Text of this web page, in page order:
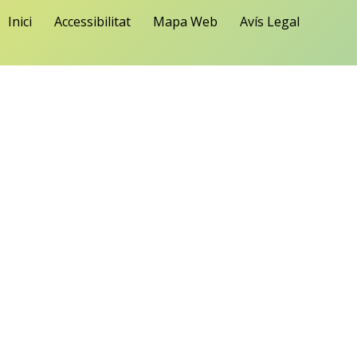
Inici Accessibilitat Mapa Web Avís Legal